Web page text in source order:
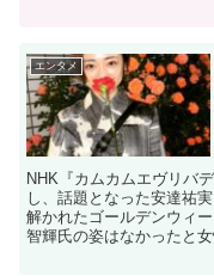
エンタメ
NHK『カムカムエヴリバ
し、話題となった安達祐
解かれたゴールデンウィ
智輝氏の姿はなかったと